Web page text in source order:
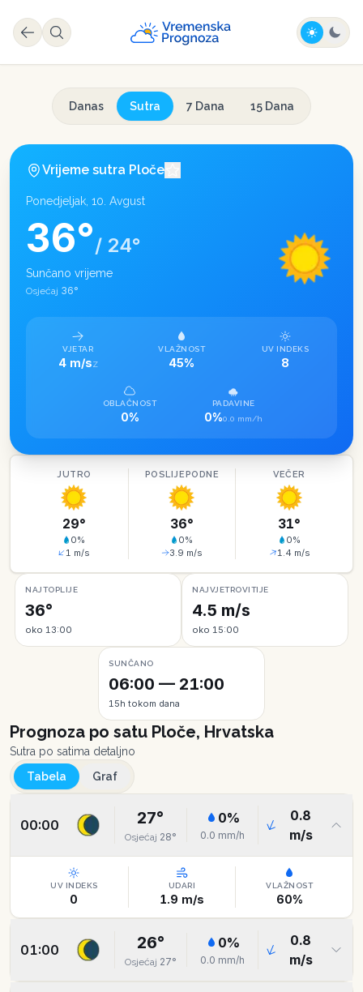
Danas Sutra 7 Dana 15 Dana
Vrijeme sutra Ploče
Ponedjeljak, 10. Avgust
36°/ 24°
Sunčano vrijeme
Osjećaj 36°
VJETAR
4 m/sZ
VLAŽNOST
45%
UV INDEKS
8
OBLAČNOST
0%
PADAVINE
0%0.0 mm/h
JUTRO
29°
0%
1 m/s
POSLIJEPODNE
36°
0%
3.9 m/s
VEČER
31°
0%
1.4 m/s
NAJTOPLIJE
36°
oko 13:00
NAJVJETROVITIJE
4.5 m/s
oko 15:00
SUNČANO
06:00 — 21:00
15h tokom dana
Prognoza po satu Ploče, Hrvatska
Sutra po satima detaljno
Tabela
Graf
00:00 27°
Osjećaj 28°
0%
0.0 mm/h
0.8
m/s
UV INDEKS
0
UDARI
1.9 m/s
VLAŽNOST
60%
01:00 26°
Osjećaj 27°
0%
0.0 mm/h
0.8
m/s